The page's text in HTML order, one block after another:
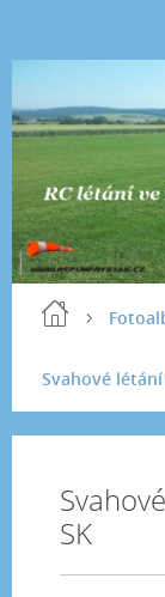
Svahové
SK